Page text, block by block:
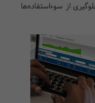
از سوءاستفاده‌ها